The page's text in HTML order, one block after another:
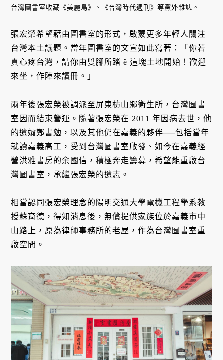
台灣圖書室收藏《美麗島》、《台灣時代週刊》等黨外雜誌。
張宏榮希望藉由圖書室的形式，啟蒙更多年輕人關注
台灣本土議題。當年圖書室的文宣如此寫著：「你若
真心疼台灣，請你由雙腳所踏 ê 這塊土地開始！歡迎
來坐，作陣來讀冊。」
兩年後張宏榮被調派至屏東枋山鄉衛生所，台灣圖書
室因而結束營運。隨著張宏榮在 2011 年因病去世，他
的遺孀鄭書勉，以及其他仍在嘉義的夥伴──包括當年
就讀嘉義高工，受到台灣圖書室啟發、如今在嘉義經
營洪雅書房的余國信 ，積極奔走籌募，希望能重啟台
灣圖書室，承繼張宏榮的遺志。
相當認同張宏榮理念的陽明交通大學電機工程學系教
授蘇育德，得知消息後，無償提供家族位於嘉義市中
山路上，原為律師事務所的老屋，作為台灣圖書室重
啟空間。